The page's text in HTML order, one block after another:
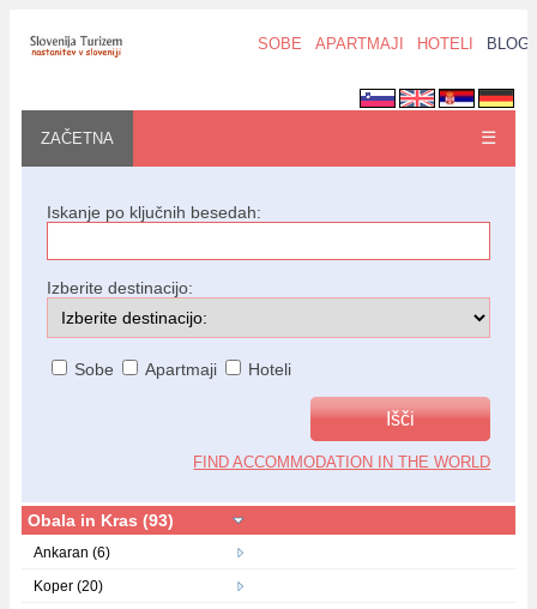
SOBE APARTMAJI HOTELI BLOG
ZAČETNA ☰
Iskanje po ključnih besedah:
Izberite destinacijo:
Sobe Apartmaji Hoteli
FIND ACCOMMODATION IN THE WORLD
Obala in Kras (93)
Ankaran (6)
Koper (20)